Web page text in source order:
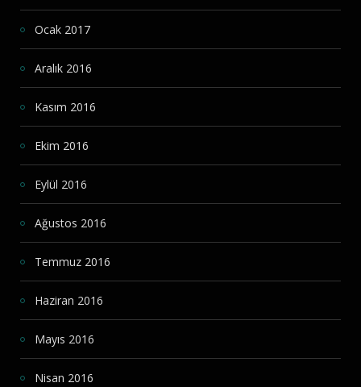
Ocak 2017
Aralık 2016
Kasım 2016
Ekim 2016
Eylül 2016
Ağustos 2016
Temmuz 2016
Haziran 2016
Mayıs 2016
Nisan 2016